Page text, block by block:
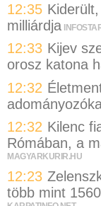
12:35
milliárdja
12:33 Kijev
orosz katona
12:32
12:32 Kilenc
Rómában, a
MAGYARKURIR.HU
12:23
több mint